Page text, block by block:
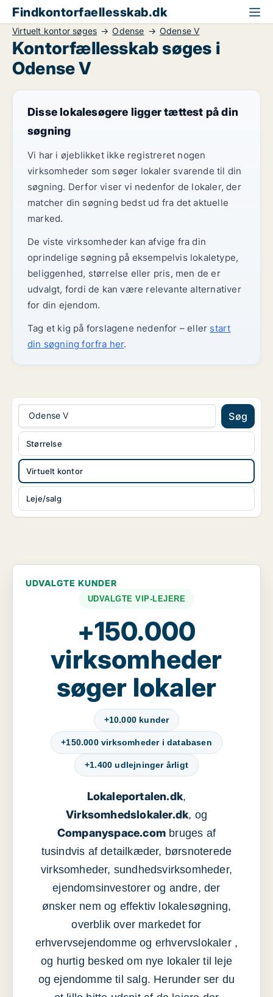
Findkontorfaellesskab.dk
Virtuelt kontor søges Odense Odense V
Kontorfællesskab søges i
Odense V
Disse lokalesøgere ligger tættest på din
søgning
Vi har i øjeblikket ikke registreret nogen
virksomheder som søger lokaler svarende til din
søgning. Derfor viser vi nedenfor de lokaler, der
matcher din søgning bedst ud fra det aktuelle
marked.
De viste virksomheder kan afvige fra din
oprindelige søgning på eksempelvis lokaletype,
beliggenhed, størrelse eller pris, men de er
udvalgt, fordi de kan være relevante alternativer
for din ejendom.
Tag et kig på forslagene nedenfor – eller start
din søgning forfra her.
Odense V Søg
Virtuelt kontor
Leje/salg
Størrelse
UDVALGTE KUNDER
UDVALGTE VIP-LEJERE
+150.000
virksomheder
søger lokaler
+10.000 kunder
+150.000 virksomheder i databasen
+1.400 udlejninger årligt
Lokaleportalen.dk,
Virksomhedslokaler.dk, og
Companyspace.com bruges af
tusindvis af detailkæder, børsnoterede
virksomheder, sundhedsvirksomheder,
ejendomsinvestorer og andre, der
ønsker nem og effektiv lokalesøgning,
overblik over markedet for
erhvervsejendomme og erhvervslokaler ,
og hurtig besked om nye lokaler til leje
og ejendomme til salg. Herunder ser du